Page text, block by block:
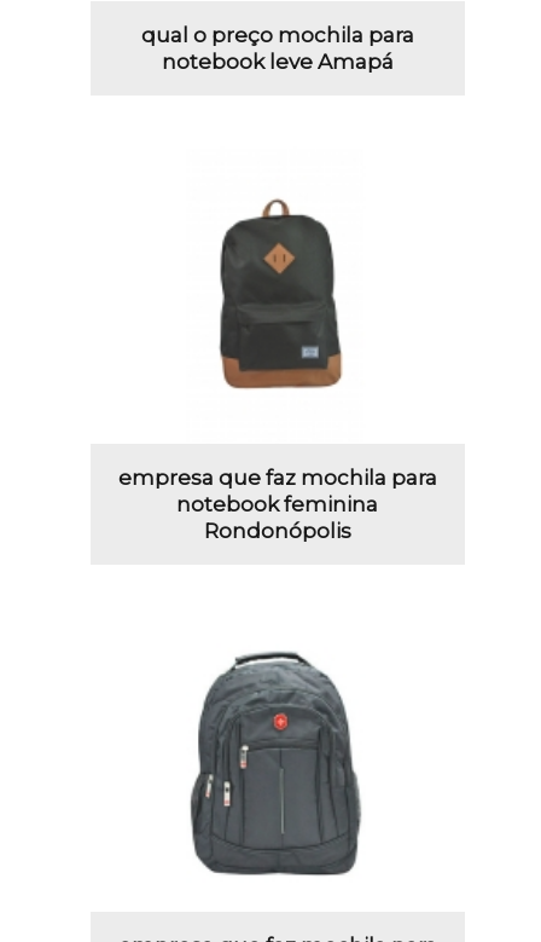
qual o preço mochila para
notebook leve Amapá
empresa que faz mochila para
notebook feminina
Rondonópolis